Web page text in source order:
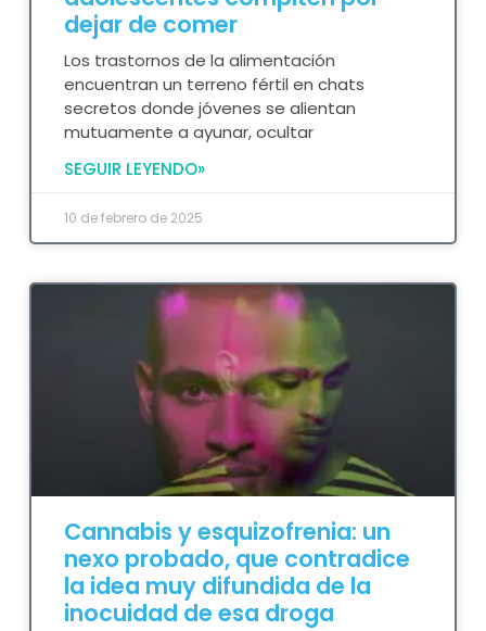
dejar de comer
Los trastornos de la alimentación
encuentran un terreno fértil en chats
secretos donde jóvenes se alientan
mutuamente a ayunar, ocultar
SEGUIR LEYENDO»
10 de febrero de 2025
Cannabis y esquizofrenia: un
nexo probado, que contradice
la idea muy difundida de la
inocuidad de esa droga